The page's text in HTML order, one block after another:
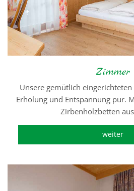
Zimmer
Unsere gemütlich
Erholung und Entspannung pur.
Zirbenholzbetten
weiter